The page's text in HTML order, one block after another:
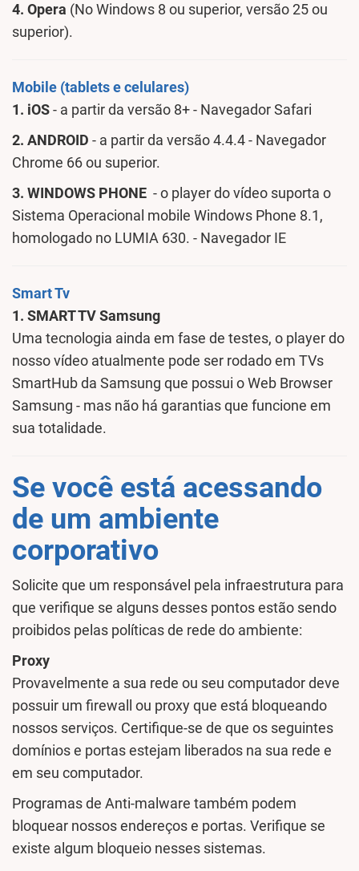
4. Opera (No Windows 8 ou superior, versão 25 ou
superior).
Mobile (tablets e celulares)
1. iOS- a partir da versão 8+ - Navegador Safari
2. ANDROID - a partir da versão 4.4.4 - Navegador
Chrome 66 ou superior.
3. WINDOWS PHONE - o player do vídeo suporta o
Sistema Operacional mobile Windows Phone 8.1,
homologado no LUMIA 630. - Navegador IE
Smart Tv
1. SMART TV Samsung
Uma tecnologia ainda em fase de testes, o player do
nosso vídeo atualmente pode ser rodado em TVs
SmartHub da Samsung que possui o Web Browser
Samsung - mas não há garantias que funcione em
sua totalidade.
Se você está acessando
de um ambiente
corporativo
Solicite que um responsável pela infraestrutura para
que verifique se alguns desses pontos estão sendo
proibidos pelas políticas de rede do ambiente:
Proxy
Provavelmente a sua rede ou seu computador deve
possuir um firewall ou proxy que está bloqueando
nossos serviços. Certifique-se de que os seguintes
domínios e portas estejam liberados na sua rede e
em seu computador.
Programas de Anti-malware também podem
bloquear nossos endereços e portas. Verifique se
existe algum bloqueio nesses sistemas.